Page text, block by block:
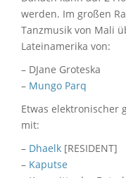
werden. Im großen
Tanzmusik von Mali
Lateinamerika von:
– DJane Groteska
– Mungo Parq
Etwas elektronischer
mit:
– Dhaelk [RESIDENT]
– Kaputse